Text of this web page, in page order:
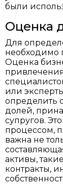
были
Оценка
Для
необходимо
Оценка
или
определить
долей,
супругов.
процессом,
важна не
активы,
контракты,